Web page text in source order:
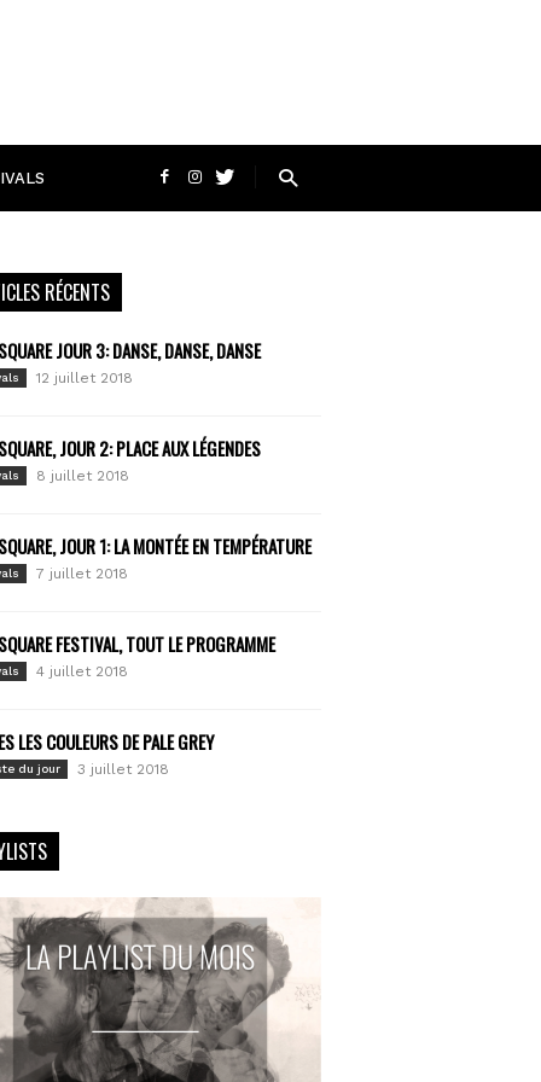
RÉCENTS
JOUR 3: DANSE, DANSE, DANSE
12 juillet 2018
JOUR 2: PLACE AUX LÉGENDES
8 juillet 2018
JOUR 1: LA MONTÉE EN TEMPÉRATURE
7 juillet 2018
FESTIVAL, TOUT LE PROGRAMME
4 juillet 2018
LES COULEURS DE PALE GREY
du jour 3 juillet 2018